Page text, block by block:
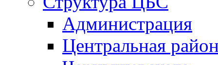
Администрация
Центральная